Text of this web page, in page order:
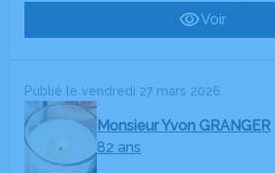
Voir
Publié le vendredi 27 mars 2026
Monsieur Yvon GRANGER
82 ans